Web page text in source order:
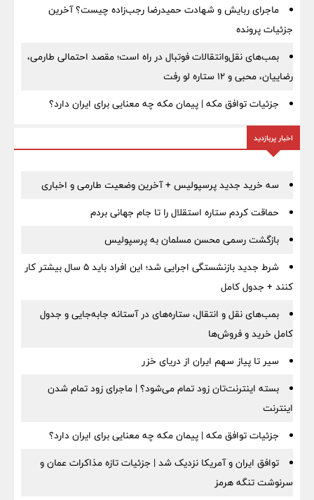
ماجرای ربایش و شهادت حمیدرضا رجب‌زاده چیست؟ آخرین
جزئیات پرونده
بمب‌های نقل‌وانتقالات فوتبال در راه است؛ مقصد احتمالی طارمی،
رضاییان، محبی و ۱۲ ستاره لو رفت
جزئیات توافق مکه | پیمان مکه چه معنایی برای ایران دارد؟
اخبار پربازدید
سه خرید جدید پرسپولیس + آخرین وضعیت طارمی و اخباری
حماقت کردم ستاره استقلال را تا جام جهانی بردم
بازگشت رسمی محسن مسلمان به پرسپولیس
شرط جدید بازنشستگی اجرایی شد؛ این افراد باید ۵ سال بیشتر کار
کنند + جدول کامل
بمب‌های نقل و انتقال، ستاره‌های در آستانه جابه‌جایی و جدول
کامل خرید و فروش‌ها
سیر تا پیاز سهم ایران از دریای خزر
بسته اینترنت‌تان زود تمام می‌شود؟ | ماجرای زود تمام شدن
اینترنت
جزئیات توافق مکه | پیمان مکه چه معنایی برای ایران دارد؟
توافق ایران و آمریکا نزدیک شد | جزئیات تازه مذاکرات عمان و
سرنوشت تنگه هرمز